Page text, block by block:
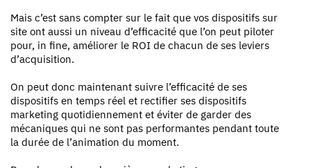
Mais c’est sans compter sur le fait que vos dispositifs sur
site ont aussi un niveau d’efficacité que l’on peut piloter
pour, in fine, améliorer le ROI de chacun de ses leviers
d’acquisition.
On peut donc maintenant suivre l’efficacité de ses
dispositifs en temps réel et rectifier ses dispositifs
marketing quotidiennement et éviter de garder des
mécaniques qui ne sont pas performantes pendant toute
la durée de l’animation du moment.